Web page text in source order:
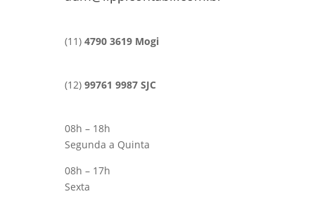
(11) 4790 3619 Mogi
(12) 99761 9987 SJC
08h – 18h
Segunda a Quinta
08h – 17h
Sexta